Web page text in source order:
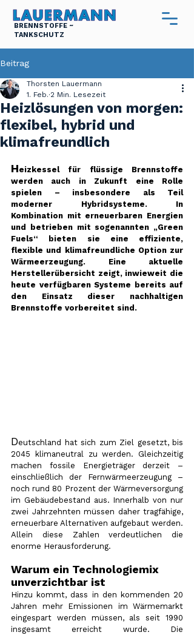
BRENNSTOFFE ~
TANKSCHUTZ
Beitrag
Heizlösungen von morgen:
flexibel, hybrid und
klimafreundlich
Thorsten Lauermann
1. Feb. 2 Min. Lesezeit
Heizkessel für flüssige Brennstoffe
werden auch in Zukunft eine Rolle
spielen – insbesondere als Teil
moderner Hybridsysteme. In
Kombination mit erneuerbaren Energien
und betrieben mit sogenannten „Green
Fuels“ bieten sie eine effiziente,
flexible und klimafreundliche Option zur
Wärmeerzeugung. Eine aktuelle
Herstellerübersicht zeigt, inwieweit die
heute verfügbaren Systeme bereits auf
den Einsatz dieser nachhaltigen
Brennstoffe vorbereitet sind.
Deutschland hat sich zum Ziel gesetzt, bis
2045 klimaneutral zu werden. Gleichzeitig
machen fossile Energieträger derzeit –
einschließlich der Fernwärmeerzeugung –
noch rund 80 Prozent der Wärmeversorgung
im Gebäudebestand aus. Innerhalb von nur
zwei Jahrzehnten müssen daher tragfähige,
erneuerbare Alternativen aufgebaut werden.
Allein diese Zahlen verdeutlichen die
enorme Herausforderung.
Warum ein Technologiemix
unverzichtbar ist
Hinzu kommt, dass in den kommenden 20
Jahren mehr Emissionen im Wärmemarkt
eingespart werden müssen, als seit 1990
insgesamt erreicht wurde. Die